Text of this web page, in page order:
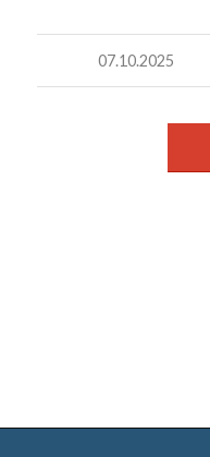
07.10.2025